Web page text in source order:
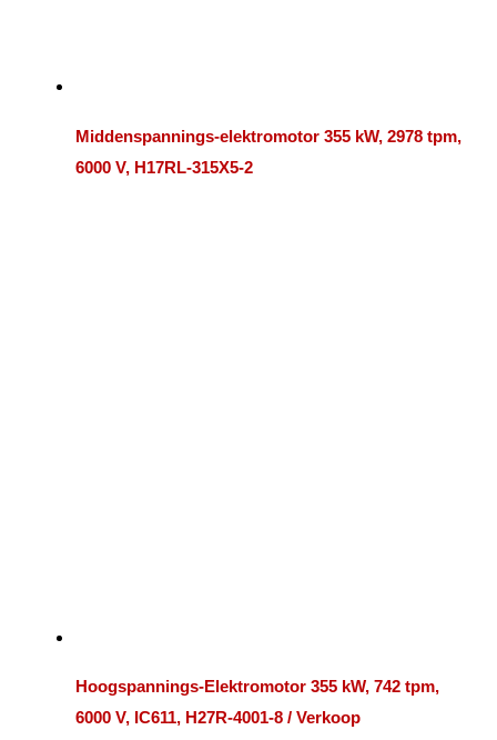
Middenspannings-elektromotor 355 kW, 2978 tpm,
6000 V, H17RL-315X5-2
Hoogspannings-Elektromotor 355 kW, 742 tpm,
6000 V, IC611, H27R-4001-8 / Verkoop